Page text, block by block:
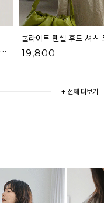
쿨라이트 텐셀 후드 셔
19,800
+ 전체 더보기